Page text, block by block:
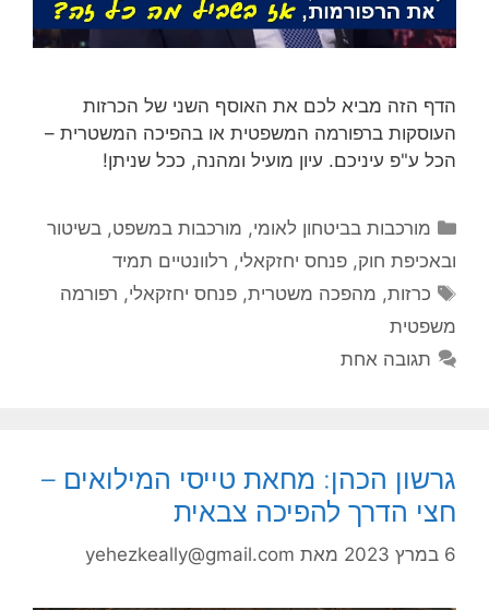
הדף הזה מביא לכם את האוסף השני של הכרזות
העוסקות ברפורמה המשפטית או בהפיכה המשטרית –
הכל ע"פ עיניכם. עיון מועיל ומהנה, ככל שניתן!
קטגוריות
מורכבות בביטחון לאומי, מורכבות במשפט, בשיטור
ובאכיפת חוק, פנחס יחזקאלי, רלוונטיים תמיד
תגיות
כרזות, מהפכה משטרית,פנחס יחזקאלי, רפורמה
משפטית
תגובה אחת
גרשון הכהן: מחאת טייסי המילואים –
חצי הדרך להפיכה צבאית
6 במרץ 2023 מאת yehezkeally@gmail.com